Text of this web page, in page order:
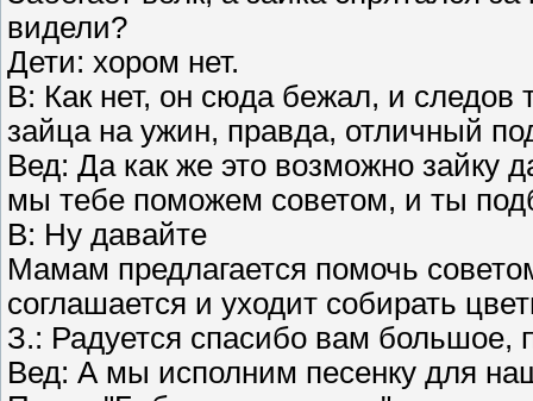
видели?
Дети: хором нет.
В: Как нет, он сюда бежал, и следов
зайца на ужин, правда, отличный
Вед: Да как же это возможно зайку
мы тебе поможем советом, и ты
В: Ну давайте
Мамам предлагается помочь
соглашается и уходит собирать
З.: Радуется спасибо вам большое,
Вед: А мы исполним песенку для